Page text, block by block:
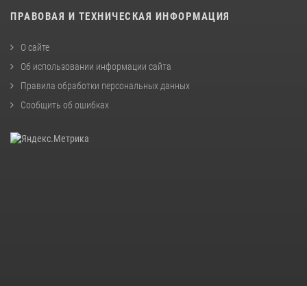
ПРАВОВАЯ И ТЕХНИЧЕСКАЯ ИНФОРМАЦИЯ
О сайте
Об использовании информации сайта
Правила обработки персональных данных
Сообщить об ошибках